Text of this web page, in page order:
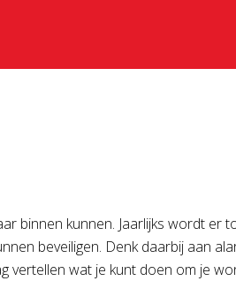
binnen kunnen. Jaarlijks wordt er
beveiligen. Denk daarbij aan
vertellen wat je kunt doen om je